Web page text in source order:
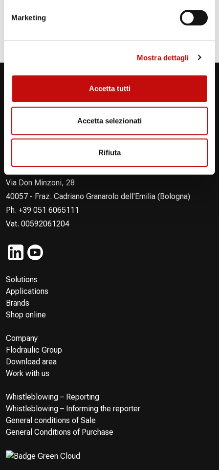
Marketing
Mostra dettagli
Accetta tutti
Accetta selezionati
Rifiuta
How can we help you?
A competent local team works closely
Contact us
Flodraulic Industrial Srl
Via Don Minzoni, 28
40057 - Fraz. Cadriano Granarolo dell'Emilia (Bologna)
Ph. +39 051 6065111
Vat. 00592061204
Solutions
Applications
Brands
Shop online
Company
Flodraulic Group
Download area
Work with us
Whistleblowing – Reporting
Whistleblowing – Informing the reporter
General conditions of Sale
General Conditions of Purchase